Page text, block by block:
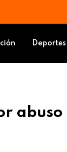
Deportes
abuso